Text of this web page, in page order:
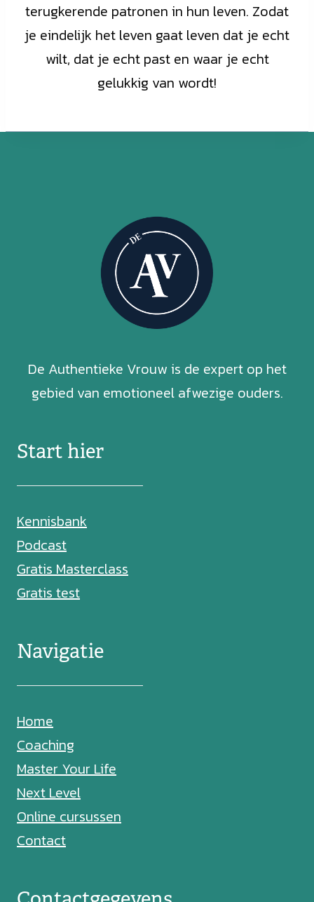
terugkerende patronen in hun leven. Zodat
je eindelijk het leven gaat leven dat je echt
wilt, dat je echt past en waar je echt
gelukkig van wordt!
De Authentieke Vrouw is de expert op het
gebied van emotioneel afwezige ouders.
Start hier
Kennisbank
Podcast
Gratis Masterclass
Gratis test
Navigatie
Home
Coaching
Master Your Life
Next Level
Online cursussen
Contact